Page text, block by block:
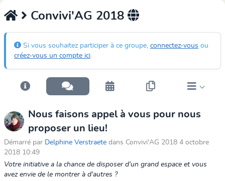
Convivi'AG 2018
Si vous souhaitez participer à ce groupe, connectez-vous ou
créez-vous un compte ici.
Nous faisons appel à vous pour nous
proposer un lieu!
Démarré par Delphine Verstraete dans Convivi'AG 2018 4 octobre
2018 10:49
Votre initiative a la chance de disposer d'un grand espace et vous
avez envie de le montrer à d'autres ?